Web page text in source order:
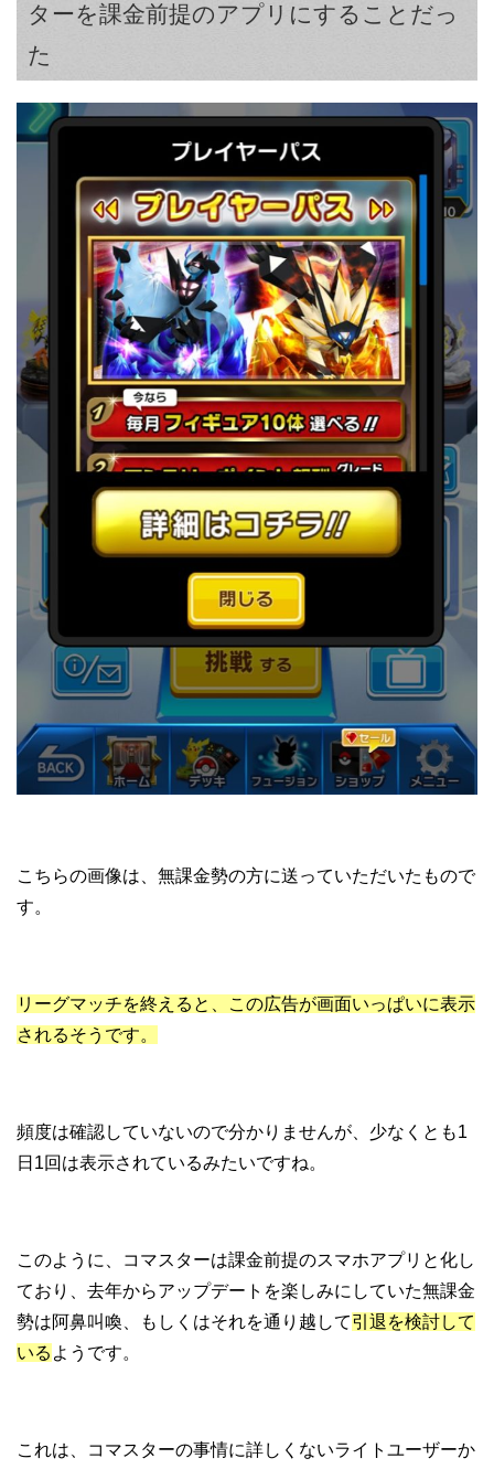
ターを課金前提のアプリにすることだっ
た
こちらの画像は、無課金勢の方に送っていただいたもので
す。
リーグマッチを終えると、この広告が画面いっぱいに表示
されるそうです。
頻度は確認していないので分かりませんが、少なくとも1
日1回は表示されているみたいですね。
このように、コマスターは課金前提のスマホアプリと化し
ており、去年からアップデートを楽しみにしていた無課金
勢は阿鼻叫喚、もしくはそれを通り越して引退を検討して
いる ようです。
これは、コマスターの事情に詳しくないライトユーザーか